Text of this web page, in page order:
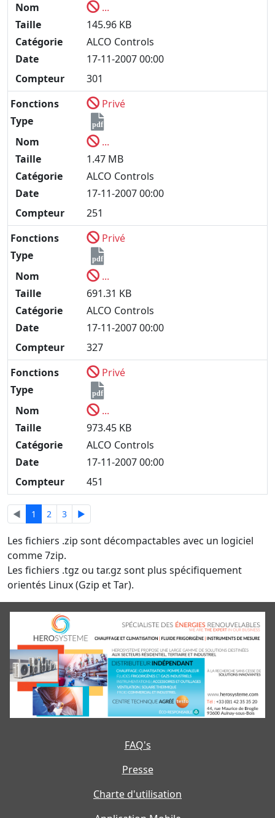
Nom
...
Taille
145.96 KB
Catégorie
ALCO Controls
Date
17-11-2007 00:00
Compteur
301
Fonctions
Privé
Type
pdf
Nom
...
Taille
1.47 MB
Catégorie
ALCO Controls
Date
17-11-2007 00:00
Compteur
251
Fonctions
Privé
Type
pdf
Nom
...
Taille
691.31 KB
Catégorie
ALCO Controls
Date
17-11-2007 00:00
Compteur
327
Fonctions
Privé
Type
pdf
Nom
...
Taille
973.45 KB
Catégorie
ALCO Controls
Date
17-11-2007 00:00
Compteur
451
◄ 1 2 3 ►
Les fichiers .zip sont décompactables avec un logiciel
comme 7zip.
Les fichiers .tgz ou tar.gz sont plus spécifiquement
orientés Linux (Gzip et Tar).
FAQ's
Presse
Charte d'utilisation